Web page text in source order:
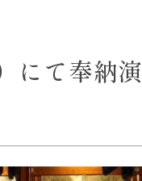
にて奉納